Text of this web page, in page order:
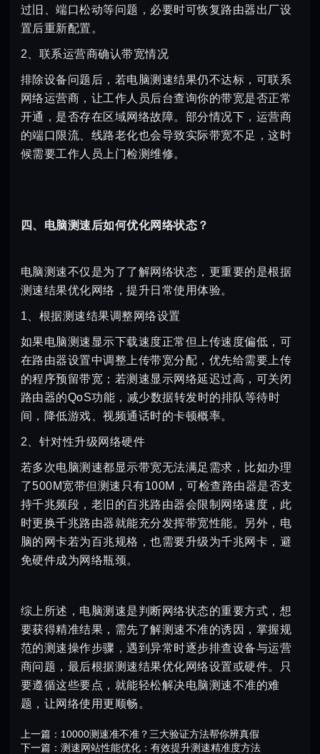
过旧、端口松动等问题，必要时可恢复路由器出厂设
置后重新配置。
2、联系运营商确认带宽情况
排除设备问题后，若电脑测速结果仍不达标，可联系
网络运营商，让工作人员后台查询你的带宽是否正常
开通，是否存在区域网络故障。部分情况下，运营商
的端口限流、线路老化也会导致实际带宽不足，这时
候需要工作人员上门检测维修。
四、电脑测速后如何优化网络状态？
电脑测速不仅是为了了解网络状态，更重要的是根据
测速结果优化网络，提升日常使用体验。
1、根据测速结果调整网络设置
如果电脑测速显示下载速度正常但上传速度偏低，可
在路由器设置中调整上传带宽分配，优先给需要上传
的程序预留带宽；若测速显示网络延迟过高，可关闭
路由器的QoS功能，减少数据转发时的排队等待时
间，降低游戏、视频通话时的卡顿概率。
2、针对性升级网络硬件
若多次电脑测速都显示带宽无法满足需求，比如办理
了500M宽带但测速只有100M，可检查路由器是否支
持千兆频段，老旧的百兆路由器会限制网络速度，此
时更换千兆路由器就能充分发挥带宽性能。另外，电
脑的网卡若为百兆规格，也需要升级为千兆网卡，避
免硬件成为网络瓶颈。
综上所述，电脑测速是判断网络状态的重要方式，想
要获得精准结果，需先了解测速不准的诱因，掌握规
范的测速操作步骤，遇到异常时逐步排查设备与运营
商问题，最后根据测速结果优化网络设置或硬件。只
要遵循这些要点，就能轻松解决电脑测速不准的难
题，让网络使用更顺畅。
上一篇： 10000测速准不准？三大验证方法帮你辨真假
下一篇： 测速网站性能优化：有效提升测速精准度方法